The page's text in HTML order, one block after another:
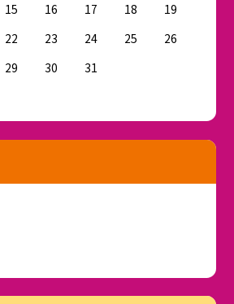
15 16 17 18
19
22 23 24 25
26
29 30 31